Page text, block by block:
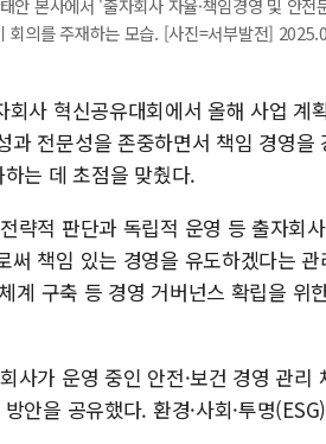
안 본사에서 '출자회사 자율·책임경영 및 안
회의를 주재하는 모습. [사진=서부발전]
회사 혁신공유대회에서 올해 사업
과 전문성을 존중하면서 책임 경영
는 데 초점을 맞췄다.
략적 판단과 독립적 운영 등 출자회
써 책임 있는 경영을 유도하겠다는
계 구축 등 경영 거버넌스 확립을 위
사가 운영 중인 안전·보건 경영 관
안을 공유했다. 환경·사회·투명